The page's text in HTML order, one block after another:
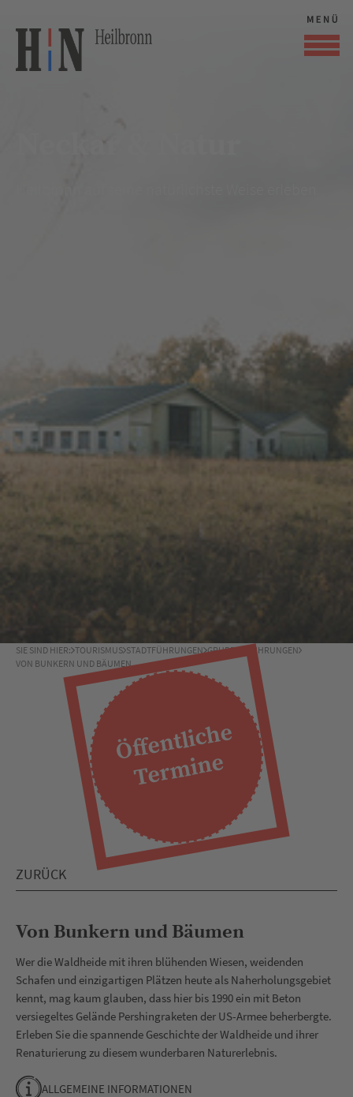
SIE SIND HIER: TOURISMUS STADTFÜHRUNGEN GRUPPENFÜHRUNGEN
VON BUNKERN UND BÄUMEN
Öff
e
ntli
c
h
e
T
e
r
mi
n
e
ZURÜCK
Von Bunkern und Bäumen
Wer die Waldheide mit ihren blühenden Wiesen, weidenden
Schafen und einzigartigen Plätzen heute als Naherholungsgebiet
kennt, mag kaum glauben, dass hier bis 1990 ein mit Beton
versiegeltes Gelände Pershingraketen der US-Armee beherbergte.
Erleben Sie die spannende Geschichte der Waldheide und ihrer
Renaturierung zu diesem wunderbaren Naturerlebnis.
ALLGEMEINE INFORMATIONEN